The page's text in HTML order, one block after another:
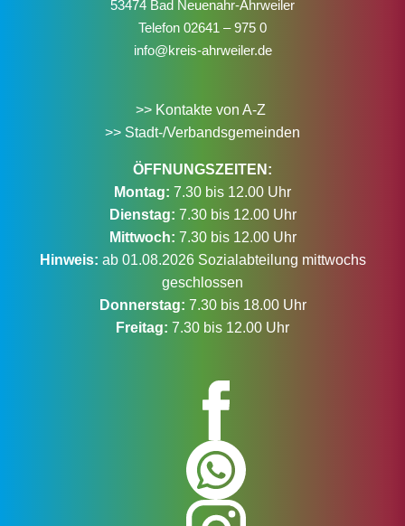
53474 Bad Neuenahr-Ahrweiler
Telefon 02641 – 975 0
info@kreis-ahrweiler.de
>> Kontakte von A-Z
>> Stadt-/Verbandsgemeinden
ÖFFNUNGSZEITEN:
Montag: 7.30 bis 12.00 Uhr
Dienstag: 7.30 bis 12.00 Uhr
Mittwoch: 7.30 bis 12.00 Uhr
Hinweis: ab 01.08.2026 Sozialabteilung mittwochs
geschlossen
Donnerstag: 7.30 bis 18.00 Uhr
Freitag: 7.30 bis 12.00 Uhr